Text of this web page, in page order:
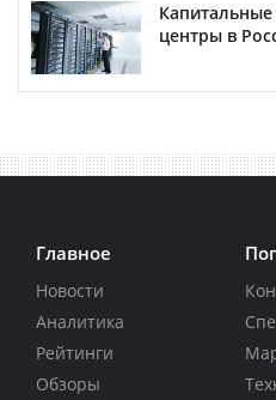
Капитальные
центры в
Главное
Новости
Аналитика
Рейтинги
Обзоры